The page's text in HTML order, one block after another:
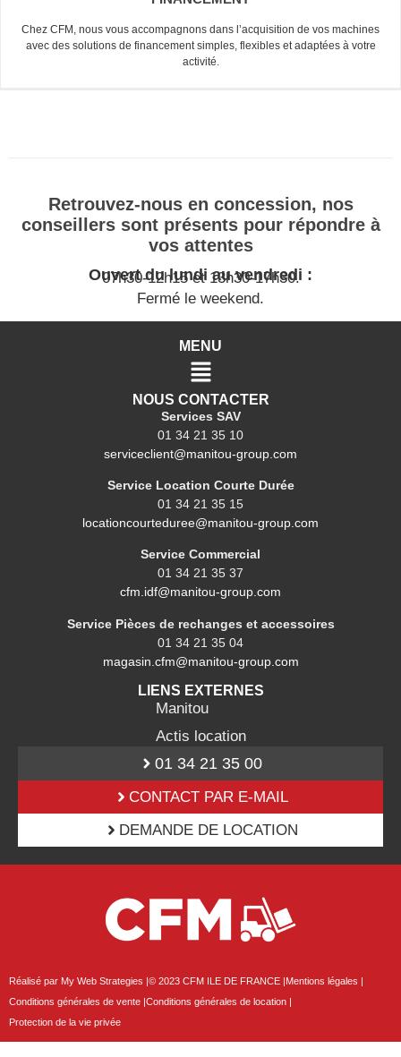
Chez CFM, nous vous accompagnons dans l’acquisition de vos machines
avec des solutions de financement simples, flexibles et adaptées à votre
activité.
Retrouvez-nous en concession, nos
conseillers sont présents pour répondre à
vos attentes
Ouvert du lundi au vendredi :
07h30-12h15 et 13h30-17h30.
Fermé le weekend.
MENU
NOUS CONTACTER
Services SAV
01 34 21 35 10
serviceclient@manitou-group.com
Service Location Courte Durée
01 34 21 35 15
locationcourteduree@manitou-group.com
Service Commercial
01 34 21 35 37
cfm.idf@manitou-group.com
Service Pièces de rechanges et accessoires
01 34 21 35 04
magasin.cfm@manitou-group.com
LIENS EXTERNES
Manitou
Actis location
01 34 21 35 00
CONTACT PAR E-MAIL
DEMANDE DE LOCATION
Réalisé par My Web Strategies | © 2023 CFM ILE DE FRANCE | Mentions légales |
Conditions générales de vente | Conditions générales de location |
Protection de la vie privée